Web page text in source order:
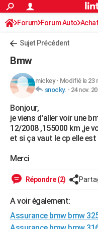
ACTUALITÉS
Politique
Société
Faits Divers
Education
Monde
Villes
+
FINANCE
Retraite
Impôts
Epargne
Immobilier
Risques naturels par ville
Banque
Assurance
Crédit
AUTO
Essais
Réserver un essai
Citadines
Berlines
SUV
Forum auto
+HIGH-TECH
Mobiles
Meilleur smartphone
Internet
Ordinateurs
Jeux vidéo
Guide high-tech
BRICOLAGE
Forum
Aménagement intérieur
Extérieur
Cuisine
Salle de bains
Jardinage
Rangement
WEEK-END
Guides de France
Escapades
Patrimoine
Expositions
Musées
Week-end nature
LIFESTYLE
SANTE
Alimentation
Guide de la santé
Maladies
Médicaments
Sommeil
VOYAGE
Forum Forum Auto
Sujet Précédent
Bmw
mickey- Modifié le 23
snocky. - 24 nov.
Bonjour,
je viens d'aller voir une
12/2008 ,155000 km ,je
et si ça vaut le cp elle est
Merci
Répondre (2)
A voir également:
Assurance bmw bmw